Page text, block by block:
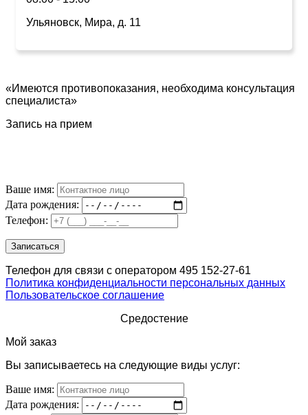
Ульяновск, Мира, д. 11
«Имеются противопоказания, необходима консультация
специалиста»
Запись на прием
Ваше имя:
Дата рождения:
Телефон:
Телефон для связи с оператором 495 152-27-61
Политика конфиденциальности персональных данных
Пользовательское соглашение
Средостение
Мой заказ
Вы записываетесь на следующие виды услуг:
Ваше имя:
Дата рождения: